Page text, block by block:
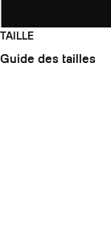
TAILLE
Guide des tailles